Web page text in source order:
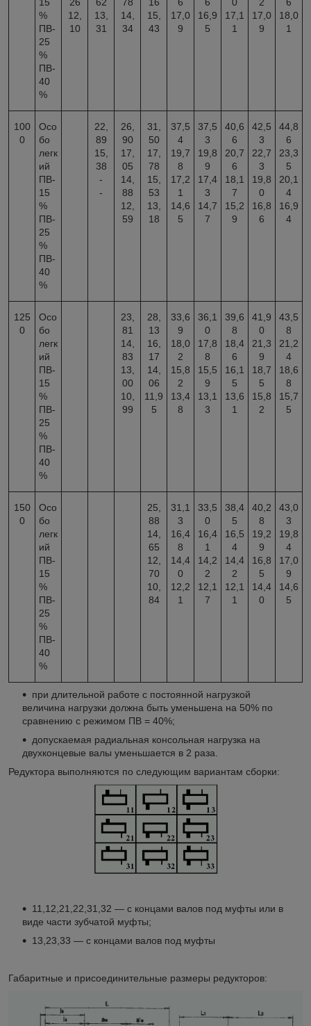
%
ПВ-
25
%
ПВ-
40
%
12,
10
13,
31
14,
34
15,
43
17,0
9
16,9
5
17,1
1
17,0
9
18,0
1
100
0
Осо
бо
легк
ий
ПВ-
15
%
ПВ-
25
%
ПВ-
40
%
22,
89
15,
38
-
-
26,
90
17,
05
14,
88
12,
59
31,
50
17,
78
15,
53
13,
18
37,5
4
19,7
8
17,2
1
14,6
5
37,5
3
19,8
9
17,4
3
14,7
7
40,6
6
20,7
6
18,1
7
15,2
9
42,5
3
22,7
3
19,8
0
16,8
6
44,8
6
23,3
5
20,1
4
16,9
4
125
0
Осо
бо
легк
ий
ПВ-
15
%
ПВ-
25
%
ПВ-
40
%
23,
81
14,
83
13,
00
10,
99
28,
13
16,
17
14,
06
11,9
5
33,6
9
18,0
2
15,8
2
13,4
8
36,1
0
17,8
8
15,5
9
13,1
3
39,6
8
18,4
6
16,1
5
13,6
1
41,9
0
21,3
9
18,7
5
15,8
2
43,5
8
21,2
4
18,6
8
15,7
5
150
0
Осо
бо
легк
ий
ПВ-
15
%
ПВ-
25
%
ПВ-
40
%
25,
88
14,
65
12,
70
10,
84
31,1
3
16,4
8
14,4
0
12,2
1
33,5
0
16,4
1
14,2
2
12,1
7
38,4
5
16,5
4
14,4
2
12,1
1
40,2
8
19,2
9
16,8
5
14,4
0
43,0
3
19,8
4
17,0
9
14,6
5
при длительной работе с постоянной нагрузкой
величина нагрузки должна быть уменьшена на 50% по
сравнению с режимом ПВ = 40%;
допускаемая радиальная консольная нагрузка на
двухконцевые валы уменьшается в 2 раза.
Редуктора выполняются по следующим вариантам сборки:
11,12,21,22,31,32 — c концами валов под муфты или в
виде части зубчатой муфты;
13,23,33 — с концами валов под муфты
Габаритные и присоединительные размеры редукторов: